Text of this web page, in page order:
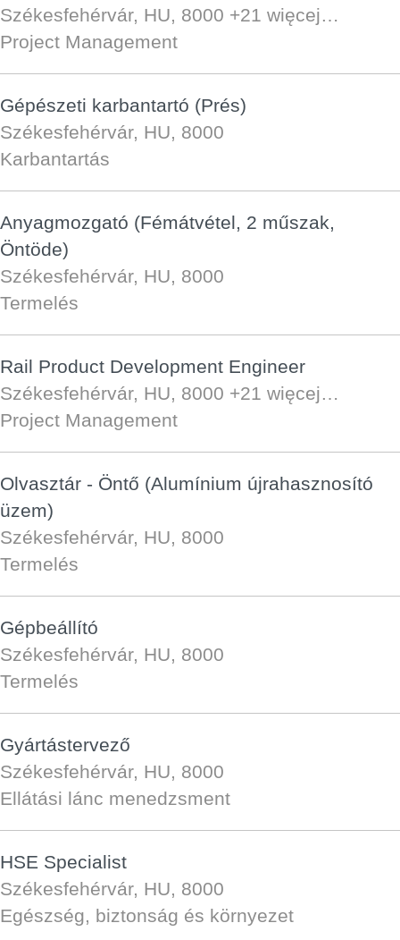
Székesfehérvár, HU, 8000 +21 więcej…
Project Management
Gépészeti karbantartó (Prés)
Székesfehérvár, HU, 8000
Karbantartás
Anyagmozgató (Fémátvétel, 2 műszak,
Öntöde)
Székesfehérvár, HU, 8000
Termelés
Rail Product Development Engineer
Székesfehérvár, HU, 8000 +21 więcej…
Project Management
Olvasztár - Öntő (Alumínium újrahasznosító
üzem)
Székesfehérvár, HU, 8000
Termelés
Gépbeállító
Székesfehérvár, HU, 8000
Termelés
Gyártástervező
Székesfehérvár, HU, 8000
Ellátási lánc menedzsment
HSE Specialist
Székesfehérvár, HU, 8000
Egészség, biztonság és környezet